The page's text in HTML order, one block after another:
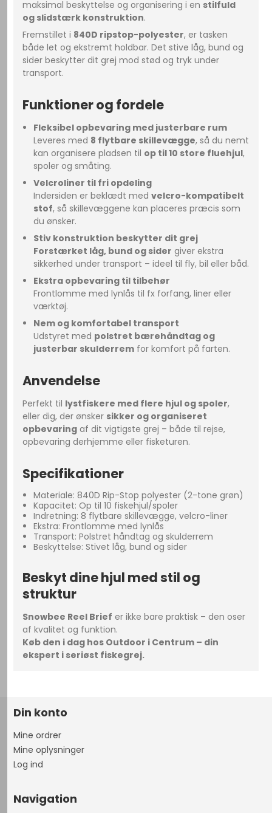
maksimal beskyttelse og organisering i en stilfuld
og slidstærk konstruktion.
Fremstillet i 840D ripstop-polyester, er tasken
både let og ekstremt holdbar. Det stive låg, bund og
sider beskytter dit grej mod stød og tryk under
transport.
Funktioner og fordele
Fleksibel opbevaring med justerbare rum
Leveres med 8 flytbare skillevægge, så du nemt
kan organisere pladsen til op til 10 store fluehjul,
spoler og småting.
Velcroliner til fri opdeling
Indersiden er beklædt med velcro-kompatibelt
stof, så skillevæggene kan placeres præcis som
du ønsker.
Stiv konstruktion beskytter dit grej
Forstærket låg, bund og sider giver ekstra
sikkerhed under transport – ideel til fly, bil eller båd.
Ekstra opbevaring til tilbehør
Frontlomme med lynlås til fx forfang, liner eller
værktøj.
Nem og komfortabel transport
Udstyret med polstret bærehåndtag og
justerbar skulderremfor komfort på farten.
Anvendelse
Perfekt til lystfiskere med flere hjul og spoler,
eller dig, der ønsker sikker og organiseret
opbevaring af dit vigtigste grej – både til rejse,
opbevaring derhjemme eller fisketuren.
Specifikationer
Materiale: 840D Rip-Stop polyester (2-tone grøn)
Kapacitet: Op til 10 fiskehjul/spoler
Indretning: 8 flytbare skillevægge, velcro-liner
Ekstra: Frontlomme med lynlås
Transport: Polstret håndtag og skulderrem
Beskyttelse: Stivet låg, bund og sider
Beskyt dine hjul med stil og
struktur
Snowbee Reel Brief er ikke bare praktisk – den oser
af kvalitet og funktion.
Køb den i dag hos Outdoor i Centrum – din
ekspert i seriøst fiskegrej.
Din konto
Mine ordrer
Mine oplysninger
Log ind
Navigation